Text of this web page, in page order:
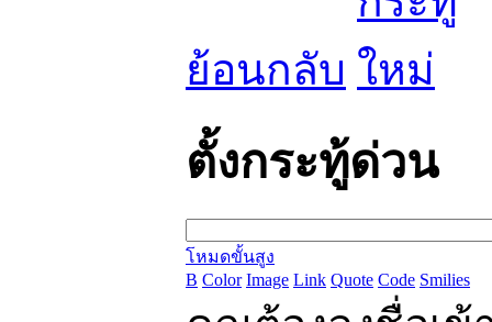
ย้อนกลับ
ตั้งกระทู้ด่วน
โหมดขั้นสูง
B Color Image Link Quote Code Smilies